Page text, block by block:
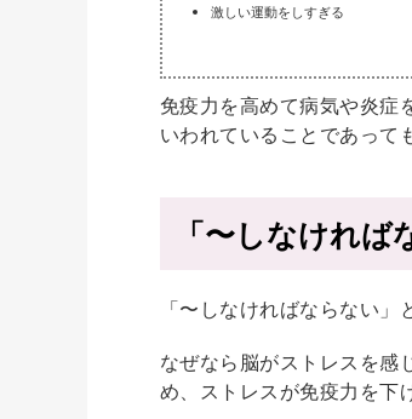
激しい運動をしすぎる
免疫力を高めて病気や炎症
いわれていることであって
「〜しなけれ
「〜しなければならない
なぜなら脳がストレスを感
め、ストレスが免疫力を下